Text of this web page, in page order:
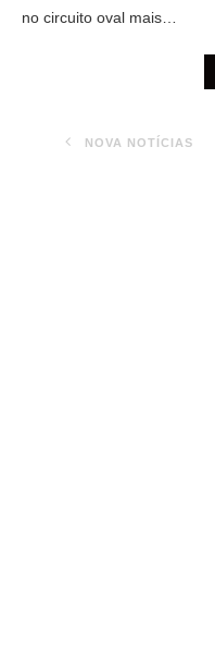
no circuito oval mais…
NOVA NOTÍCIAS